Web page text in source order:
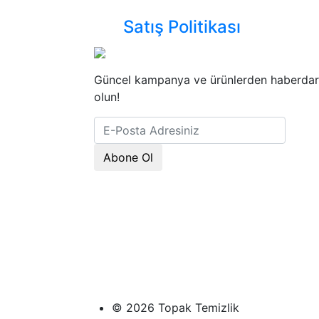
Satış Politikası
Güncel kampanya ve ürünlerden haberdar
olun!
Abone Ol
© 2026 Topak Temizlik